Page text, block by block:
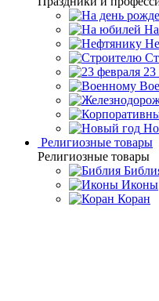
23
Религиозные товары
Религиозные товары
Иконы
Коран